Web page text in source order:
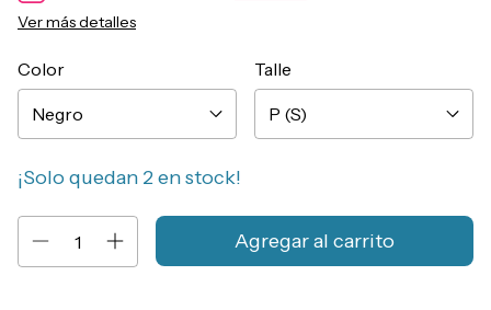
Ver más detalles
Color Talle
¡Solo quedan 2en stock!